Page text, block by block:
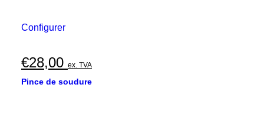
Configurer
€28,00 ex. TVA
Pince de soudure